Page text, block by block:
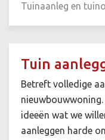
Tuinaanleg en
Tuin
Betreft volledige
ideeën wat we
aanleggen harde